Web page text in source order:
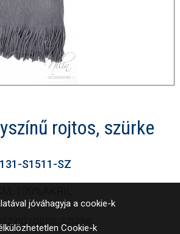
rojtos, szürke
S1511-SZ
rojtos, szürke
jóváhagyja a cookie-k
Cookie-k